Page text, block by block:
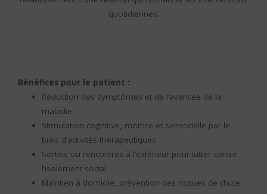
quotidiennes.
Bénéfices pour le patient :
Réduction des symptômes et de l’avancée de la
maladie
Stimulation cognitive, motrice et sensorielle par le
biais d’activités thérapeutiques
Sorties ou rencontres à l’extérieur pour lutter contre
l’isolement social
Maintien à domicile, prévention des risques de chute